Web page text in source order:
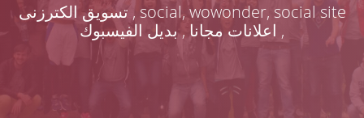
social, wowonder, social site , تسويق الكترزنى
, اعلانات مجانا , بديل الفيسبوك